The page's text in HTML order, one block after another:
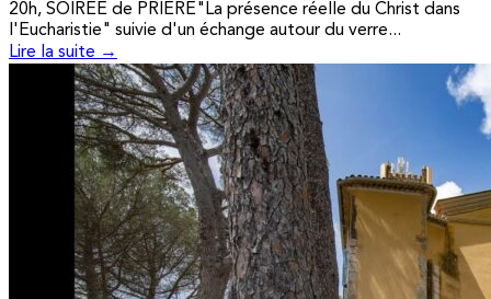
20h, SOIREE de PRIERE"La présence réelle du Christ dans
l'Eucharistie" suivie d'un échange autour du verre...
Lire la suite →